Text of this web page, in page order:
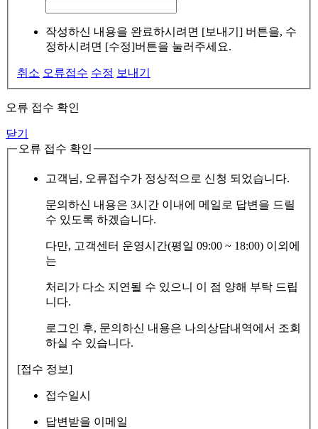
작성하신 내용을 완료하시려면 [보내기] 버튼을, 수
정하시려면 [수정]버튼을 눌러주세요.
취소 오류접수 수정 보내기
오류 접수 확인
닫기
오류 접수 확인
고객님, 오류접수가 정상적으로 신청 되었습니다.
문의하신 내용은 3시간 이내에 메일로 답변을 드릴
수 있도록 하겠습니다.
다만, 고객센터 운영시간(평일 09:00 ~ 18:00) 이외에
는
처리가 다소 지연될 수 있으니 이 점 양해 부탁 드립
니다.
로그인 후, 문의하신 내용은 나의상담내역에서 조회
하실 수 있습니다.
[접수 정보]
접수일시
답변받을 이메일